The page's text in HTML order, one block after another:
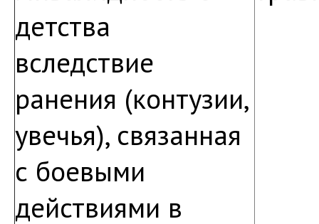
детства
вследствие
ранения (контузии,
увечья), связанная
с боевыми
действиями в